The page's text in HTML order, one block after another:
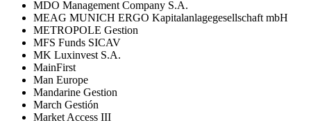
MDO Management Company S.A.
MEAG MUNICH ERGO Kapitalanlagegesellschaft mbH
METROPOLE Gestion
MFS Funds SICAV
MK Luxinvest S.A.
MainFirst
Man Europe
Mandarine Gestion
March Gestión
Market Access III